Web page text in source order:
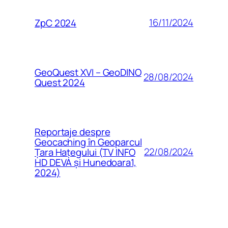
ZpC 2024 16/11/2024
GeoQuest XVI – GeoDINO
Quest 2024 28/08/2024
Reportaje despre
Geocaching în Geoparcul
Țara Hațegului (TV INFO
HD DEVA și Hunedoara1,
2024)
22/08/2024